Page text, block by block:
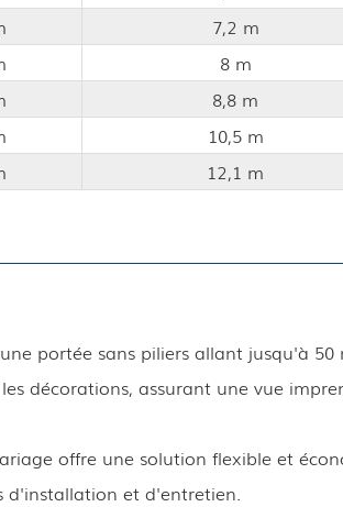
7,2 m
8 m
8,8 m
10,5 m
12,1 m
portée sans piliers allant jusqu'à
décorations, assurant une vue
offre une solution flexible et
d'installation et d'entretien.